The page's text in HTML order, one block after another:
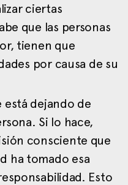
ciertas
que las personas
tienen que
por causa de su
está dejando de
Si lo hace,
consciente que
ha tomado esa
Esto